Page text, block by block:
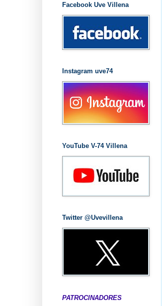
Facebook Uve Villena
Instagram uve74
YouTube V-74 Villena
Twitter @Uvevillena
PATROCINADORES